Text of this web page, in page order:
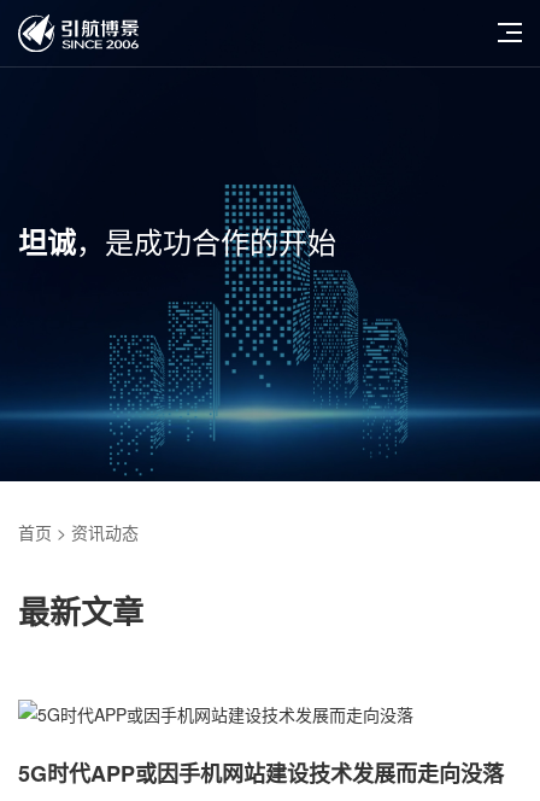
坦诚，是成功合作的开始
首页 > 资讯动态
最新文章
5G时代APP或因手机网站建设技术发展而走向没落